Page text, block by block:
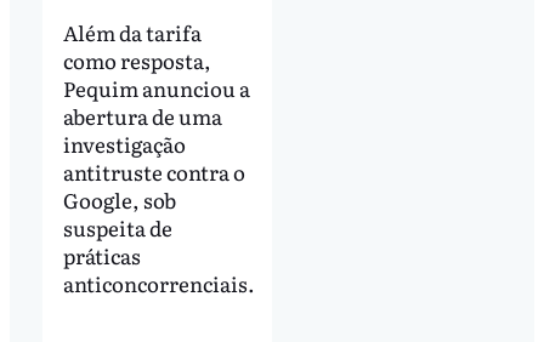
Além da tarifa
como resposta,
Pequim anunciou a
abertura de uma
investigação
antitruste contra o
Google, sob
suspeita de
práticas
anticoncorrenciais.